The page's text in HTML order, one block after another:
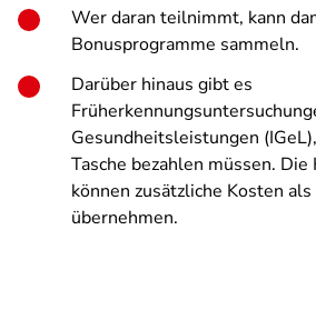
Wer daran teilnimmt, kann
Bonusprogramme sammeln.
Darüber hinaus gibt es
Gesundheitsleistungen
Tasche bezahlen müssen. Die
können zusätzliche Kosten
übernehmen.